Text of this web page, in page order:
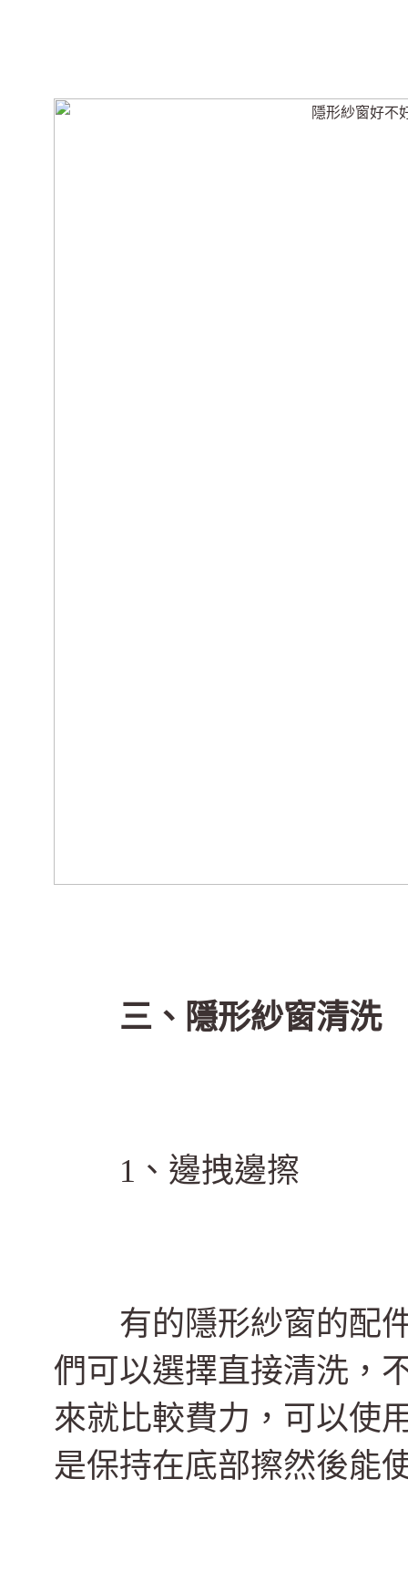
三、隱形紗窗清洗
1、邊拽邊擦
有的隱形紗窗的配件
們可以選擇直接清洗，
來就比較費力，可以使
是保持在底部擦然後能